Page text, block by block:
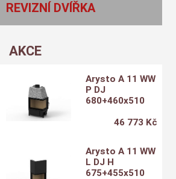
REVIZNÍ DVÍŘKA
AKCE
Arysto A 11 WW
P DJ
680+460x510
46 773 Kč
Arysto A 11 WW
L DJ H
675+455x510